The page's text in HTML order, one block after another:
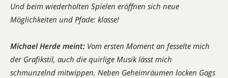
Und beim wiederholten Spielen eröffnen sich neue
Möglichkeiten und Pfade: klasse!
Michael Herde meint: Vom ersten Moment an fesselte mich
der Grafikstil, auch die quirlige Musik lässt mich
schmunzelnd mitwippen. Neben Geheimräumen locken Gags